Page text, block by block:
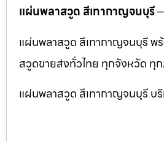
แผ่นพลาสวูด สีเทากาญจนบุรี
แผ่นพลาสวูด สีเทากาญจนบุรี พ
สวูดขายส่งทั่วไทย ทุกจังหวัด ทุ
แผ่นพลาสวูด สีเทากาญจนบุรี บ